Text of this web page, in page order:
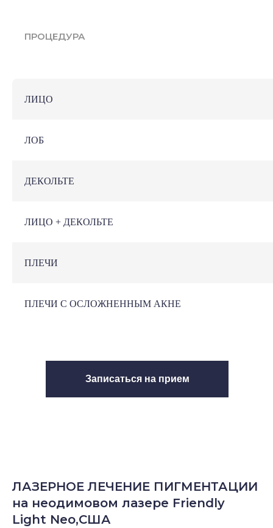
ПРОЦЕДУРА
ЛИЦО
ЛОБ
ДЕКОЛЬТЕ
ЛИЦО + ДЕКОЛЬТЕ
ПЛЕЧИ
ПЛЕЧИ С ОСЛОЖНЕННЫМ АКНЕ
Записаться на прием
ЛАЗЕРНОЕ ЛЕЧЕНИЕ ПИГМЕНТАЦИИ
на неодимовом лазере Friendly
Light Neo,США